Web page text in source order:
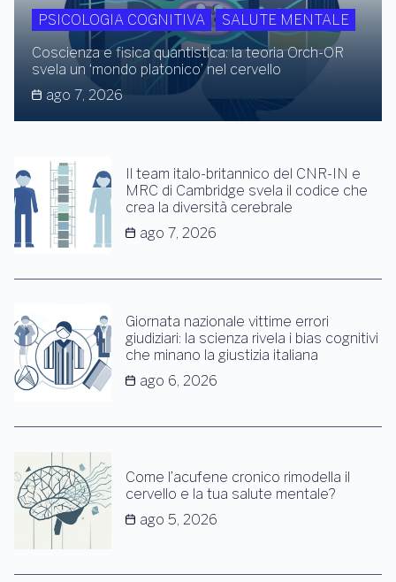
PSICOLOGIA COGNITIVA
SALUTE MENTALE
Coscienza e fisica quantistica: la teoria Orch-OR
svela un ‘mondo platonico’ nel cervello
ago 7, 2026
Il team italo-britannico del CNR-IN e
MRC di Cambridge svela il codice che
crea la diversità cerebrale
ago 7, 2026
Giornata nazionale vittime errori
giudiziari: la scienza rivela i bias cognitivi
che minano la giustizia italiana
ago 6, 2026
Come l’acufene cronico rimodella il
cervello e la tua salute mentale?
ago 5, 2026